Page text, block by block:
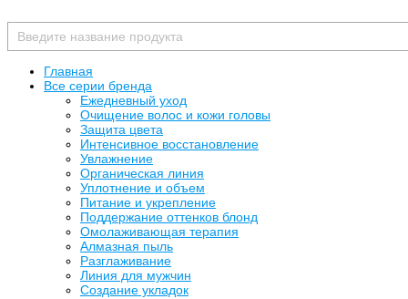
Главная
Все серии бренда
Ежедневный уход
Очищение волос и кожи головы
Защита цвета
Интенсивное восстановление
Увлажнение
Органическая линия
Уплотнение и объем
Питание и укрепление
Поддержание оттенков блонд
Омолаживающая терапия
Алмазная пыль
Разглаживание
Линия для мужчин
Создание укладок